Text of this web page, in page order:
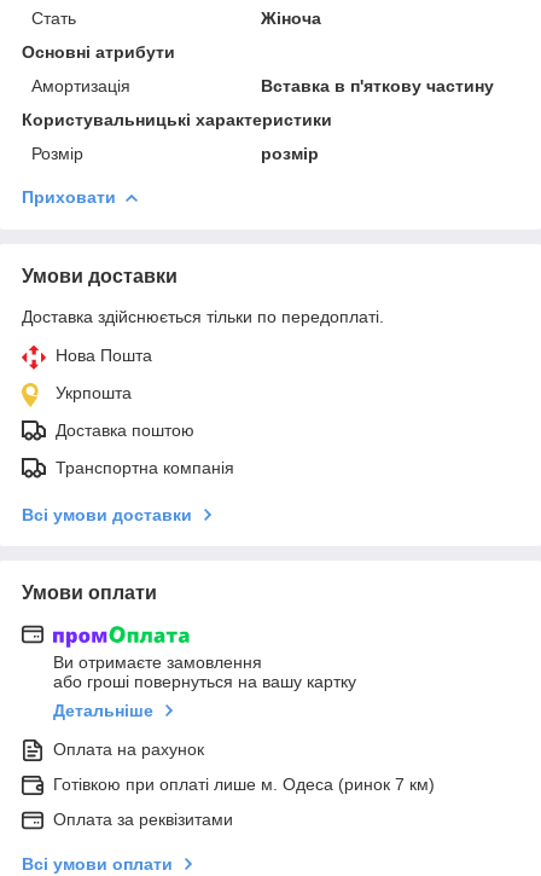
Стать
Жіноча
Основні атрибути
Амортизація
Вставка в п'яткову частину
Користувальницькі характеристики
Розмір
розмір
Приховати
Умови доставки
Доставка здійснюється тільки по передоплаті.
Нова Пошта
Укрпошта
Доставка поштою
Транспортна компанія
Всі умови доставки
Умови оплати
Ви отримаєте замовлення
або гроші повернуться на вашу картку
Детальніше
Оплата на рахунок
Готівкою при оплаті лише м. Одеса (ринок 7 км)
Оплата за реквізитами
Всі умови оплати